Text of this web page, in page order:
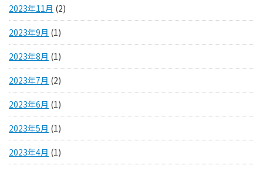
2023年11月 (2)
2023年9月 (1)
2023年8月 (1)
2023年7月 (2)
2023年6月 (1)
2023年5月 (1)
2023年4月 (1)